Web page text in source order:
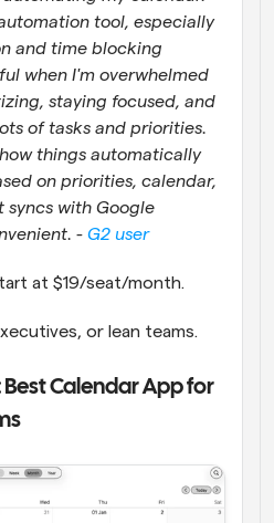
tool, especially
and time blocking
when I'm overwhelmed
staying focused, and
of tasks and priorities.
things automatically
on priorities, calendar,
syncs with Google
- G2 user
at $19/seat/month.
or lean teams.
Calendar App for